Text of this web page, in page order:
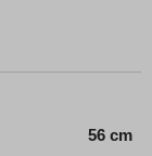
56 cm